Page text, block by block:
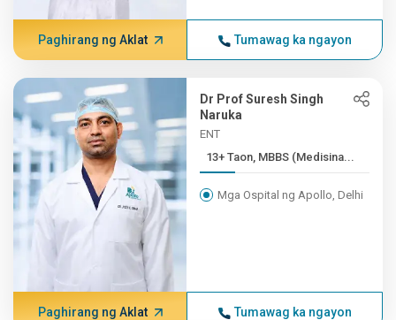
Paghirang ng Aklat Tumawag ka ngayon
Dr Prof Suresh Singh
Naruka
ENT
13+ Taon, MBBS (Medisina...
Mga Ospital ng Apollo, Delhi
Paghirang ng Aklat Tumawag ka ngayon